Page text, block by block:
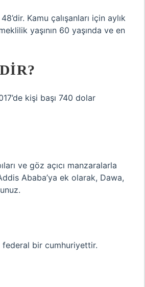
Kamu çalışanları için aylık
yaşının 60 yaşında ve en
kişi başı 740 dolar
ve göz açıcı manzaralarla
Ababa’ya ek olarak, Dawa,
federal bir cumhuriyettir.